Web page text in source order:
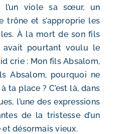
l’un viole sa sœur, un
trône et s’approprie les
À la mort de son fils
pourtant voulu le
crie : Mon fils Absalom,
Absalom, pourquoi ne
ta place ? C’est là, dans
l’une des expressions
de la tristesse d’un
désormais vieux.